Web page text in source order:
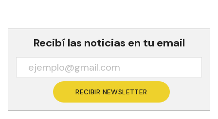
Recibí las noticias en tu email
RECIBIR NEWSLETTER